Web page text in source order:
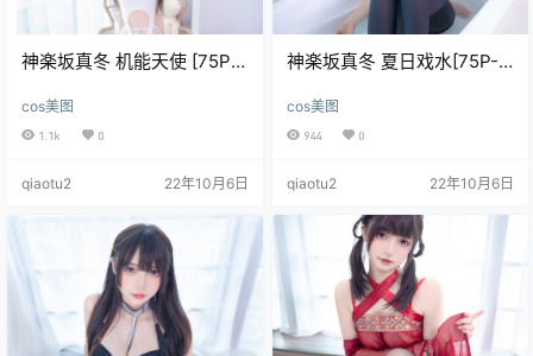
神楽坂真冬 机能天使 [75P-
cos美图
1.1k 0
qiaotu2 22年10月6日
神楽坂真冬 夏日戏水[75P-
cos美图
944 0
qiaotu2 22年10月6日